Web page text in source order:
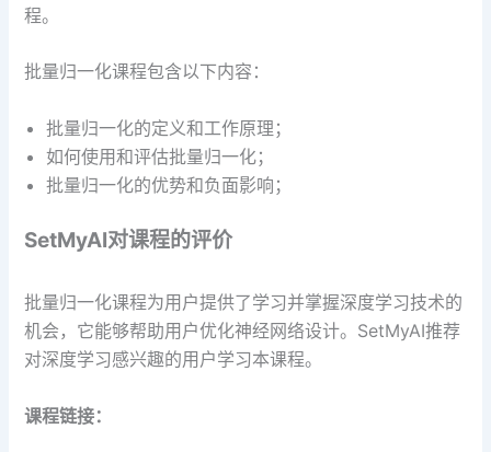
程。
批量归一化课程包含以下内容：
批量归一化的定义和工作原理；
如何使用和评估批量归一化；
批量归一化的优势和负面影响；
SetMyAI对课程的评价
批量归一化课程为用户提供了学习并掌握深度学习技术的
机会，它能够帮助用户优化神经网络设计。SetMyAI推荐
对深度学习感兴趣的用户学习本课程。
课程链接：